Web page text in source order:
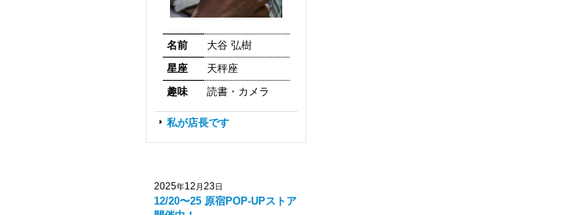
名前
大谷 弘樹
星座
天秤座
趣味
読書・カメラ
私が店長です
2025年12 月23日
12/20〜25 原宿POP-UPストア